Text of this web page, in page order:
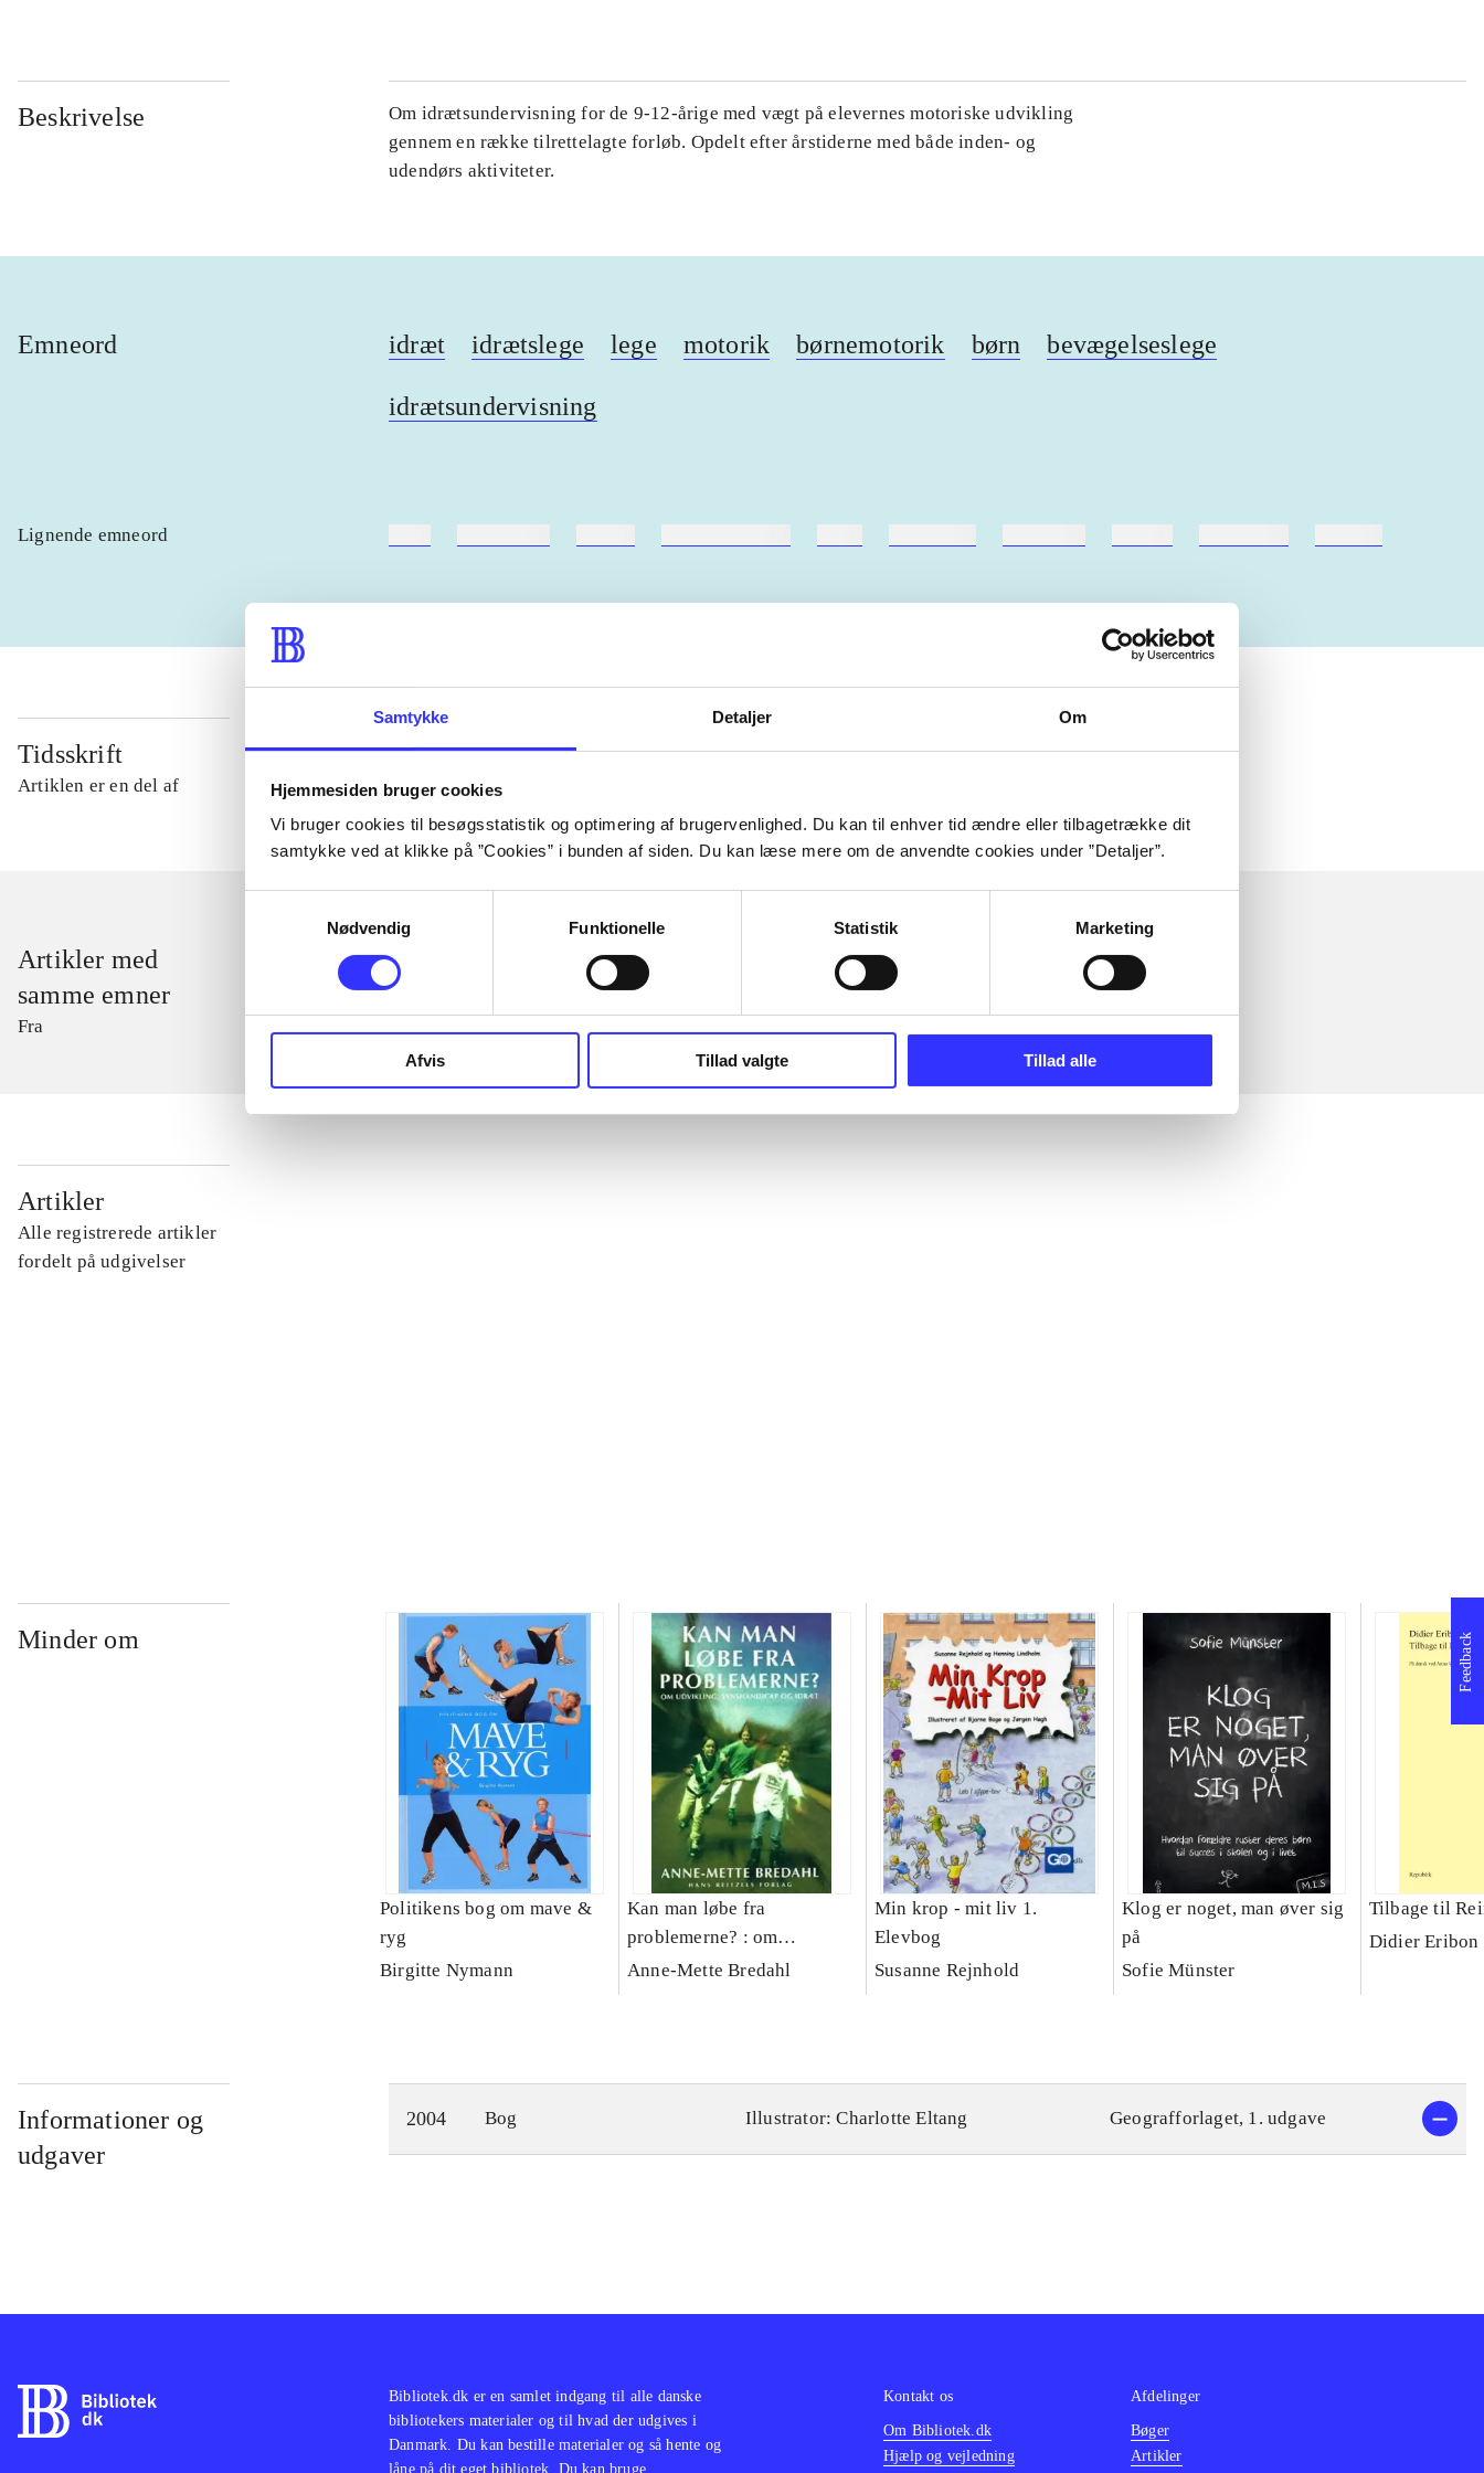
Samtykke Detaljer Om
Hjemmesiden bruger cookies
Vi bruger cookies til besøgsstatistik og optimering af brugervenlighed. Du kan til enhver tid ændre eller tilbagetrække dit
samtykke ved at klikke på ”Cookies” i bunden af siden. Du kan læse mere om de anvendte cookies under ”Detaljer”.
Nødvendig
Funktionelle Statistik Marketing
Afvis Tillad valgte Tillad alle
Beskrivelse
Om idrætsundervisning for de 9-12-årige med vægt på elevernes motoriske udvikling
gennem en række tilrettelagte forløb. Opdelt efter årstiderne med både inden- og
udendørs aktiviteter.
Emneord idræt idrætslege lege motorik børnemotorik børn bevægelseslege
idrætsundervisning
Lignende emneord
Tidsskrift
Artiklen er en del af
Artikler med
samme emner
Fra
Artikler
Alle registrerede artikler
fordelt på udgivelser
Minder om
Politikens bog om mave &
ryg
Birgitte Nymann
Kan man løbe fra
problemerne? : om
udvikling, synshandicap og
Anne-Mette Bredahl
Min krop - mit liv 1.
Elevbog
Susanne Rejnhold
Klog er noget, man øver sig
på
Sofie Münster
Tilbage til
Didier Eribon
Informationer og
udgaver
2004 Bog Illustrator: Charlotte Eltang Geografforlaget, 1. udgave
Feedback
Bibliotek.dk er en samlet indgang til alle danske
bibliotekers materialer og til hvad der udgives i
Danmark. Du kan bestille materialer og så hente og
låne på dit eget bibliotek. Du kan bruge
Kontakt os
Om Bibliotek.dk
Hjælp og vejledning
Afdelinger
Bøger
Artikler